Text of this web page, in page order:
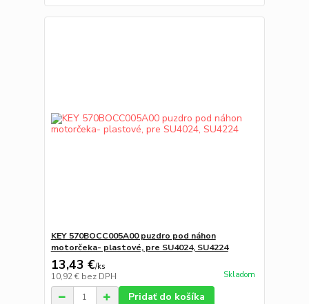
KEY 570BOCC005A00 puzdro pod náhon
motorčeka- plastové, pre SU4024, SU4224
13,43 €/ks
10,92 € bez DPH Skladom
Pridať do košíka